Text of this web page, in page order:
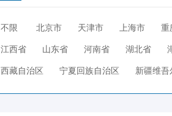
不限 北京市 天津市 上海市 重
江西省
山东省 河南省 湖北省
西藏自治区
宁夏回族自治区 新疆维